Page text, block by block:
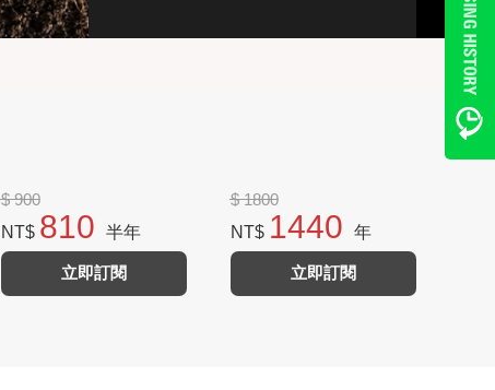
$ 900
NT$ 810 半年
立即訂閱
$ 1800
NT$ 1440 年
立即訂閱